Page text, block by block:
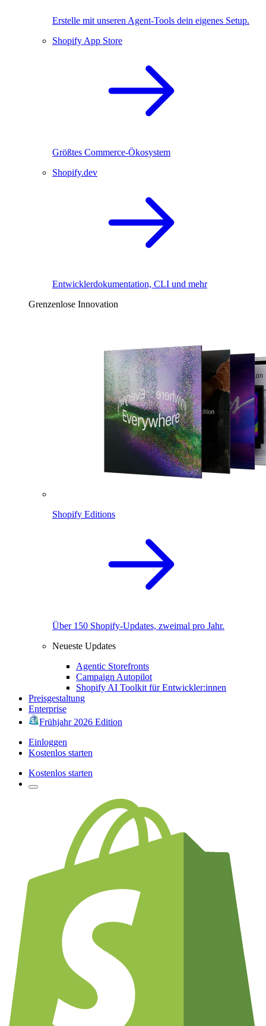
Erstelle mit unseren Agent-Tools dein eigenes Setup.
Shopify App Store
Größtes Commerce-Ökosystem
Shopify.dev
Entwicklerdokumentation, CLI und mehr
Grenzenlose Innovation
Shopify Editions
Über 150 Shopify-Updates, zweimal pro Jahr.
Neueste Updates
Agentic Storefronts
Campaign Autopilot
Shopify AI Toolkit für Entwickler:innen
Preisgestaltung
Enterprise
Frühjahr 2026 Edition
Einloggen
Kostenlos starten
Kostenlos starten